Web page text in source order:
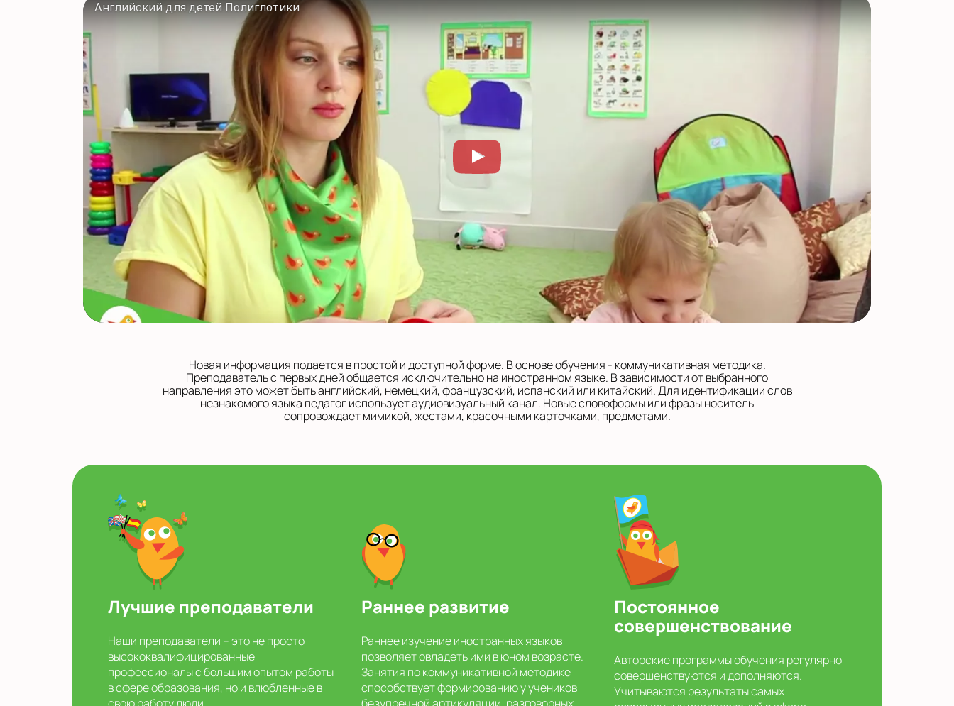
Английский для детей Полиглотики
Новая информация подается в простой и доступной форме. В основе обучения - коммуникативная методика.
Преподаватель с первых дней общается исключительно на иностранном языке. В зависимости от выбранного
направления это может быть английский, немецкий, французский, испанский или китайский. Для идентификации слов
незнакомого языка педагог использует аудиовизуальный канал. Новые словоформы или фразы носитель
сопровождает мимикой, жестами, красочными карточками, предметами.
Лучшие преподаватели
Наши преподаватели – это не просто
высококвалифицированные
профессионалы с большим опытом работы
в сфере образования, но и влюбленные в
Раннее развитие
Раннее изучение иностранных языков
позволяет овладеть ими в юном возрасте.
Занятия по коммуникативной методике
способствует формированию у учеников
Постоянное
совершенствование
Авторские программы обучения регулярно
совершенствуются и дополняются.
Учитываются результаты самых